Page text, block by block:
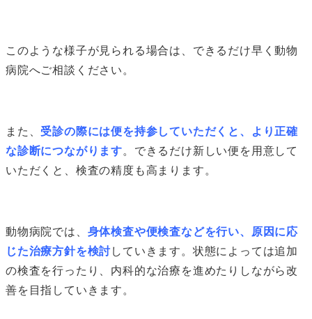
このような様子が見られる場合は、できるだけ早く動物
病院へご相談ください。
また、 受診の際には便を持参していただくと、より正確
な診断につながります。できるだけ新しい便を用意して
いただくと、検査の精度も高まります。
動物病院では、 身体検査や便検査などを行い、原因に応
じた治療方針を検討していきます。状態によっては追加
の検査を行ったり、内科的な治療を進めたりしながら改
善を目指していきます。